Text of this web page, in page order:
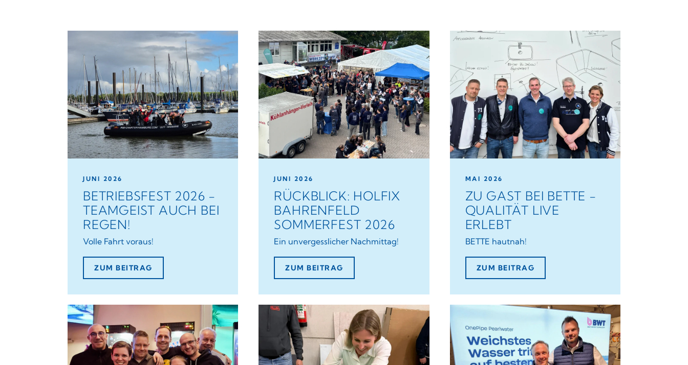
JUNI 2026
BETRIEBSFEST 2026 -
TEAMGEIST AUCH BEI
REGEN!
Volle Fahrt voraus!
ZUM BEITRAG
JUNI 2026
RÜCKBLICK: HOLFIX
BAHRENFELD
SOMMERFEST 2026
Ein unvergesslicher Nachmittag!
ZUM BEITRAG
MAI 2026
ZU GAST BEI BETTE -
QUALITÄT LIVE
ERLEBT
BETTE hautnah!
ZUM BEITRAG